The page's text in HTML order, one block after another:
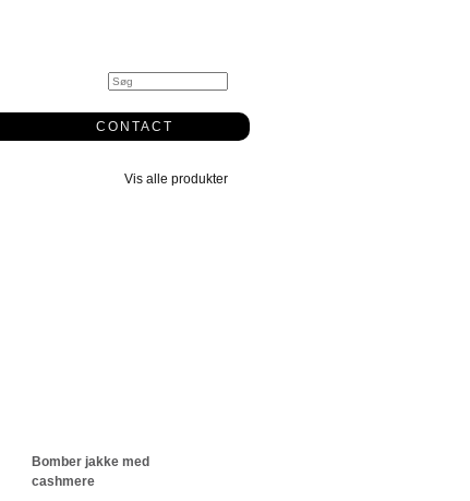
CONTACT
Vis alle produkter
Bomber jakke med
cashmere